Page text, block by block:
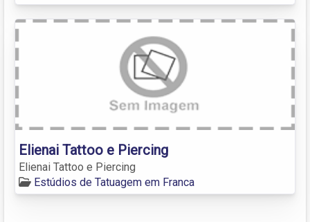
Elienai Tattoo e Piercing
Elienai Tattoo e Piercing
Estúdios de Tatuagem em Franca